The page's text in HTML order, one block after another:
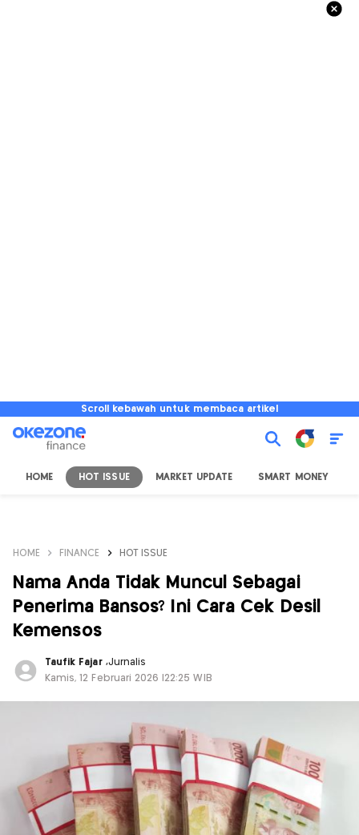
Scroll kebawah untuk membaca artikel
HOME HOT ISSUE MARKET UPDATE SMART MONEY
HOME FINANCE HOT ISSUE
Nama Anda Tidak Muncul Sebagai
Penerima Bansos? Ini Cara Cek Desil
Kemensos
Taufik Fajar ,Jurnalis
Kamis, 12 Februari 2026 |22:25 WIB